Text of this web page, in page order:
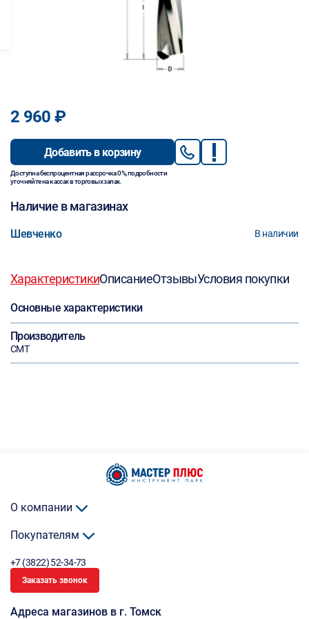
2 960 ₽
Добавить в корзину
Доступна беспроцентная рассрочка 0%, подробности
уточняйте на кассах в торговых залах.
Наличие в магазинах
Шевченко В наличии
ХарактеристикиОписаниеОтзывыУсловия покупки
Основные характеристики
Производитель
CMT
О компании
Покупателям
+7 (3822) 52-34-73
Заказать звонок
Адреса магазинов в г. Томск